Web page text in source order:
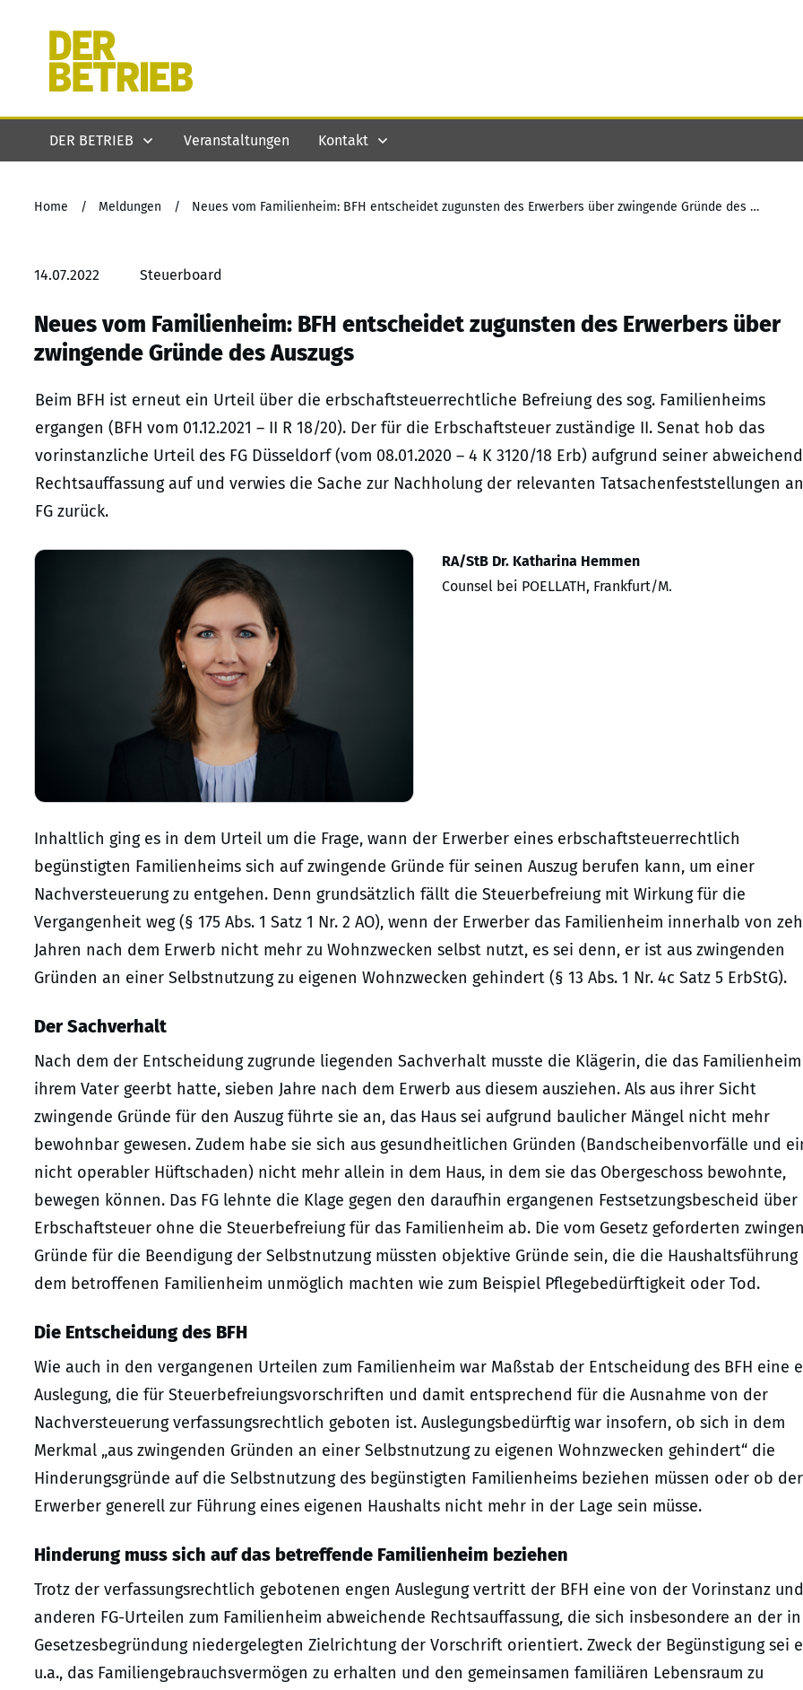
DER BETRIEB Veranstaltungen Kontakt
Home / Meldungen / Neues vom Familienheim: BFH entscheidet zugunsten des Erwerbers über zwingende Gründe des Auszugs
14.07.2022 Steuerboard
Neues vom Familienheim: BFH entscheidet zugunsten des Erwerbers über
zwingende Gründe des Auszugs
Beim BFH ist erneut ein Urteil über die erbschaftsteuerrechtliche Befreiung des sog. Familienheims
ergangen (BFH vom 01.12.2021 – II R 18/20). Der für die Erbschaftsteuer zuständige II. Senat hob das
vorinstanzliche Urteil des FG Düsseldorf (vom 08.01.2020 – 4 K 3120/18 Erb) aufgrund seiner
Rechtsauffassung auf und verwies die Sache zur Nachholung der relevanten Tatsachenfeststellungen
FG zurück.
RA/StB Dr. Katharina Hemmen
Counsel bei POELLATH, Frankfurt/M.
Inhaltlich ging es in dem Urteil um die Frage, wann der Erwerber eines erbschaftsteuerrechtlich
begünstigten Familienheims sich auf zwingende Gründe für seinen Auszug berufen kann, um einer
Nachversteuerung zu entgehen. Denn grundsätzlich fällt die Steuerbefreiung mit Wirkung für die
Vergangenheit weg (§ 175 Abs. 1 Satz 1 Nr. 2 AO), wenn der Erwerber das Familienheim innerhalb von
Jahren nach dem Erwerb nicht mehr zu Wohnzwecken selbst nutzt, es sei denn, er ist aus zwingenden
Gründen an einer Selbstnutzung zu eigenen Wohnzwecken gehindert (§ 13 Abs. 1 Nr. 4c Satz 5 ErbStG).
Der Sachverhalt
Nach dem der Entscheidung zugrunde liegenden Sachverhalt musste die Klägerin, die das
ihrem Vater geerbt hatte, sieben Jahre nach dem Erwerb aus diesem ausziehen. Als aus ihrer Sicht
zwingende Gründe für den Auszug führte sie an, das Haus sei aufgrund baulicher Mängel nicht mehr
bewohnbar gewesen. Zudem habe sie sich aus gesundheitlichen Gründen (Bandscheibenvorfälle und
nicht operabler Hüftschaden) nicht mehr allein in dem Haus, in dem sie das Obergeschoss bewohnte,
bewegen können. Das FG lehnte die Klage gegen den daraufhin ergangenen Festsetzungsbescheid über
Erbschaftsteuer ohne die Steuerbefreiung für das Familienheim ab. Die vom Gesetz geforderten
Gründe für die Beendigung der Selbstnutzung müssten objektive Gründe sein, die die Haushaltsführung
dem betroffenen Familienheim unmöglich machten wie zum Beispiel Pflegebedürftigkeit oder Tod.
Die Entscheidung des BFH
Wie auch in den vergangenen Urteilen zum Familienheim war Maßstab der Entscheidung des BFH eine
Auslegung, die für Steuerbefreiungsvorschriften und damit entsprechend für die Ausnahme von der
Nachversteuerung verfassungsrechtlich geboten ist. Auslegungsbedürftig war insofern, ob sich in dem
Merkmal „aus zwingenden Gründen an einer Selbstnutzung zu eigenen Wohnzwecken gehindert“ die
Hinderungsgründe auf die Selbstnutzung des begünstigten Familienheims beziehen müssen oder ob der
Erwerber generell zur Führung eines eigenen Haushalts nicht mehr in der Lage sein müsse.
Hinderung muss sich auf das betreffende Familienheim beziehen
Trotz der verfassungsrechtlich gebotenen engen Auslegung vertritt der BFH eine von der Vorinstanz und
anderen FG-Urteilen zum Familienheim abweichende Rechtsauffassung, die sich insbesondere an der
Gesetzesbegründung niedergelegten Zielrichtung der Vorschrift orientiert. Zweck der Begünstigung sei
u.a., das Familiengebrauchsvermögen zu erhalten und den gemeinsamen familiären Lebensraum zu